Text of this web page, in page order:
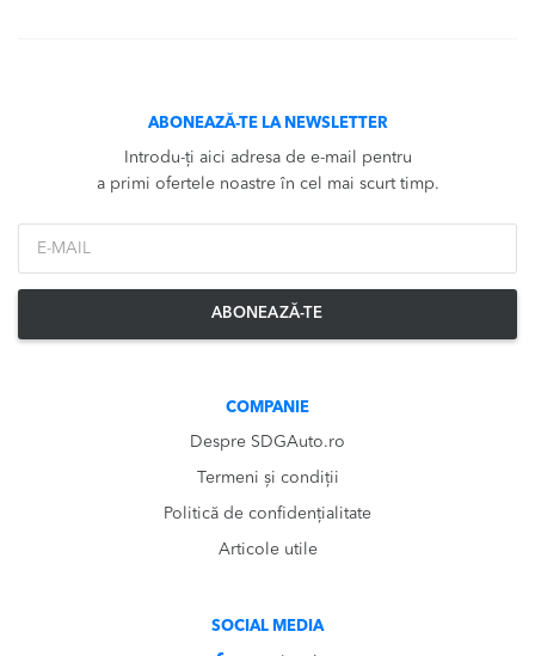
ABONEAZĂ-TE LA NEWSLETTER
Introdu-ți aici adresa de e-mail pentru
a primi ofertele noastre în cel mai scurt timp.
ABONEAZĂ-TE
COMPANIE
Despre SDGAuto.ro
Termeni și condiții
Politică de confidențialitate
Articole utile
SOCIAL MEDIA